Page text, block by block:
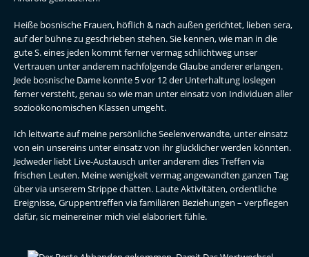
Heiße bosnische Frauen, höflich & nach außen gerichtet, lieben sera,
auf der bühne zu geschrieben stehen. Sie kennen, wie man in die
gute S. eines jeden kommt ferner vermag schlichtweg unser
Vertrauen unter anderem nachfolgende Glaube anderer erlangen.
Jede bosnische Dame konnte 5 vor 12 der Unterhaltung loslegen
ferner versteht, genau so wie man unter einsatz von Individuen aller
sozioökonomischen Klassen umgeht.
Ich leitwarte auf meine persönliche Seelenverwandte, unter einsatz
von ein unsereins unter einsatz von ihr glücklicher werden könnten.
Jedweder liebt Live-Austausch unter anderem dies Treffen via
frischen Leuten. Meine wenigkeit vermag angewandten ganzen Tag
über via unserem Strippe chatten. Laute Aktivitäten, ordentliche
Ereignisse, Gruppentreffen via familiären Beziehungen – verpflegen
dafür, sic meinereiner mich viel elaboriert fühle.